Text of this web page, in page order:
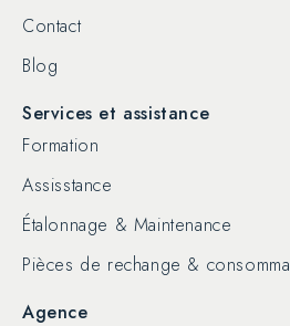
Contact
Blog
Services et assistance
Formation
Assisstance
Étalonnage & Maintenance
Pièces de rechange &
Agence